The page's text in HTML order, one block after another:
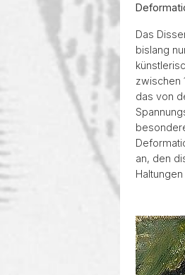
Das
bislang
zwischen
das von
an, den